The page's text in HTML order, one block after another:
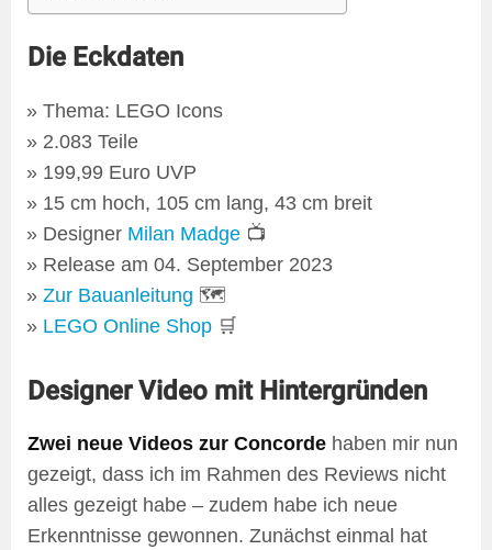
Die Eckdaten
Thema: LEGO Icons
2.083 Teile
199,99 Euro UVP
15 cm hoch, 105 cm lang, 43 cm breit
Designer Milan Madge 📺
Release am 04. September 2023
Zur Bauanleitung 🗺
LEGO Online Shop 🛒
Designer Video mit Hintergründen
Zwei neue Videos zur Concorde haben mir nun
gezeigt, dass ich im Rahmen des Reviews nicht
alles gezeigt habe – zudem habe ich neue
Erkenntnisse gewonnen. Zunächst einmal hat